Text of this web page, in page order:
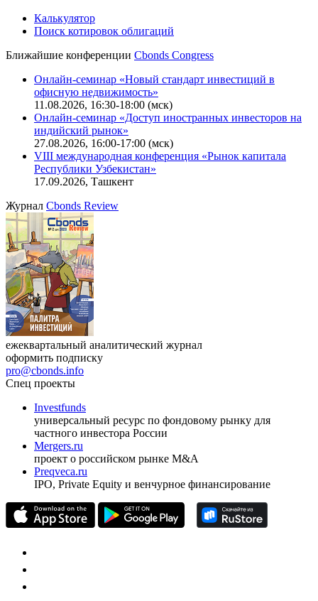
IT-аккредитация
Поиск котировок облигаций
Ближайшие конференцииCbonds Congress
Онлайн-семинар «Новый стандарт инвестиций в
офисную недвижимость»
11.08.2026, 16:30-18:00 (мск)
Онлайн-семинар «Доступ иностранных инвесторов на
индийский рынок»
VIII международная конференция «Рынок капитала
Республики Узбекистан»
17.09.2026, Ташкент
ЖурналCbonds Review
ежеквартальный аналитический журнал
оформить подписку
pro@cbonds.info
Спец проекты
Investfunds
универсальный ресурс по фондовому рынку для
частного инвестора России
проект о российском рынке M&A
Preqveca.ru